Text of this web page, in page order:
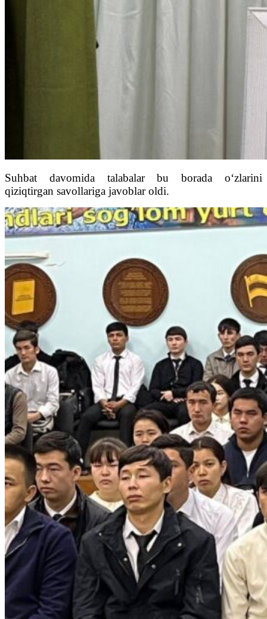
Suhbat davomida talabalar bu borada o‘zlarini
qiziqtirgan savollariga javoblar oldi.